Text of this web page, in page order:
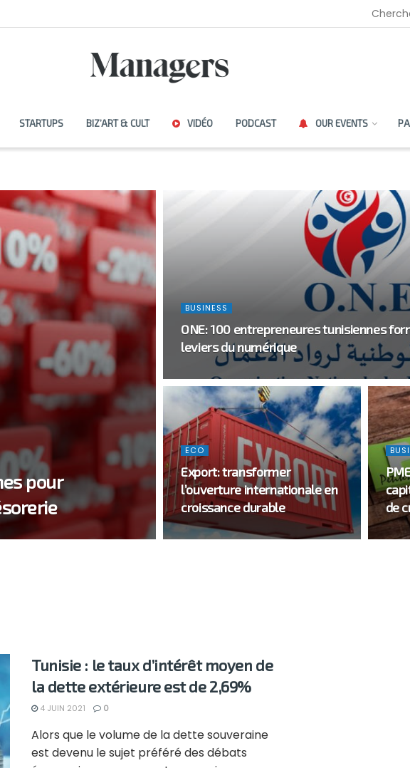
STARTUPS BIZ’ART & CULT VIDÉO PODCAST OUR EVENTS
pour
BUSINESS
ONE: 100 entrepreneures tunisiennes
leviers du numérique
ECO
Export: transformer
l’ouverture internationale en
croissance durable
de
Tunisie : le taux d’intérêt moyen de
la dette extérieure est de 2,69%
4 JUIN 2021 0
Alors que le volume de la dette souveraine
est devenu le sujet préféré des débats